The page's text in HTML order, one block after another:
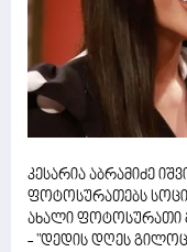
კესარია აბრამიძე
ფოტოსურათებს
ახალი ფოტოსურათი
- "დედის დღეს